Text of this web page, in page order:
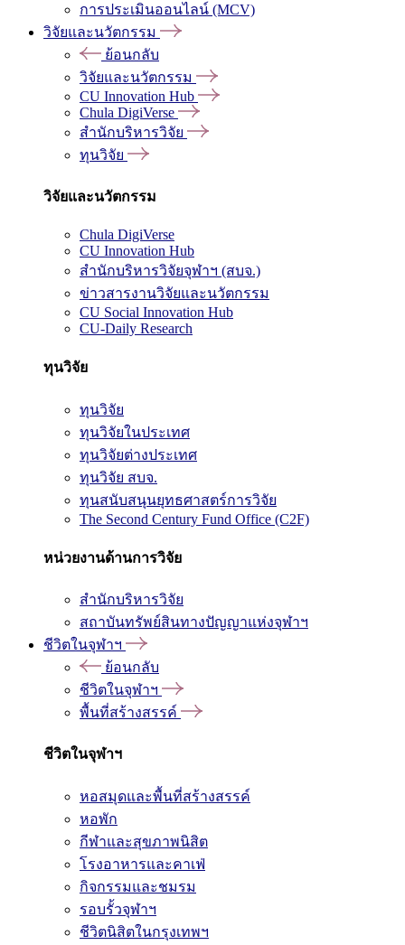
การประเมินออนไลน์ (MCV)
วิจัยและนวัตกรรม
ย้อนกลับ
วิจัยและนวัตกรรม
CU Innovation Hub
Chula DigiVerse
สำนักบริหารวิจัย
ทุนวิจัย
วิจัยและนวัตกรรม
Chula DigiVerse
CU Innovation Hub
สำนักบริหารวิจัยจุฬาฯ (สบจ.)
ข่าวสารงานวิจัยและนวัตกรรม
CU Social Innovation Hub
CU-Daily Research
ทุนวิจัย
ทุนวิจัย
ทุนวิจัยในประเทศ
ทุนวิจัยต่างประเทศ
ทุนวิจัย สบจ.
ทุนสนับสนุนยุทธศาสตร์การวิจัย
The Second Century Fund Office (C2F)
หน่วยงานด้านการวิจัย
สำนักบริหารวิจัย
สถาบันทรัพย์สินทางปัญญาแห่งจุฬาฯ
ชีวิตในจุฬาฯ
ย้อนกลับ
ชีวิตในจุฬาฯ
พื้นที่สร้างสรรค์
ชีวิตในจุฬาฯ
หอสมุดและพื้นที่สร้างสรรค์
หอพัก
กีฬาและสุขภาพนิสิต
โรงอาหารและคาเฟ่
กิจกรรมและชมรม
รอบรั้วจุฬาฯ
ชีวิตนิสิตในกรุงเทพฯ